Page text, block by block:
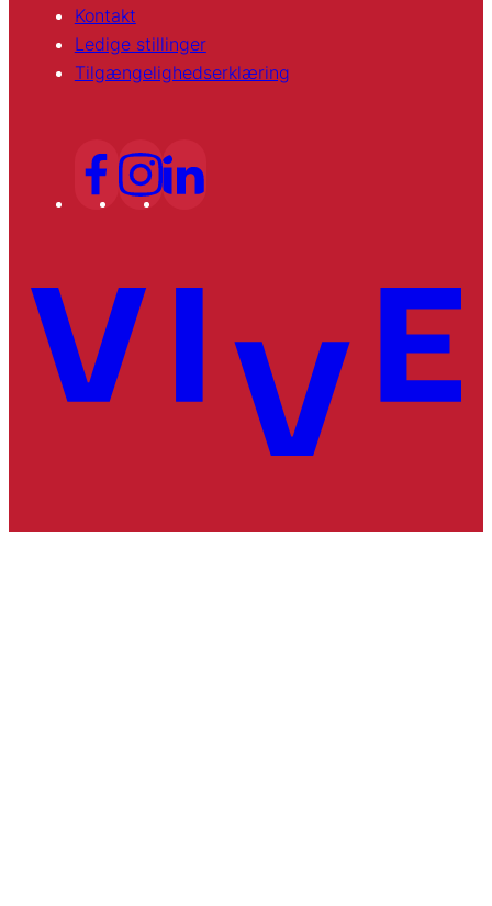
Kontakt
Ledige stillinger
Tilgængelighedserklæring